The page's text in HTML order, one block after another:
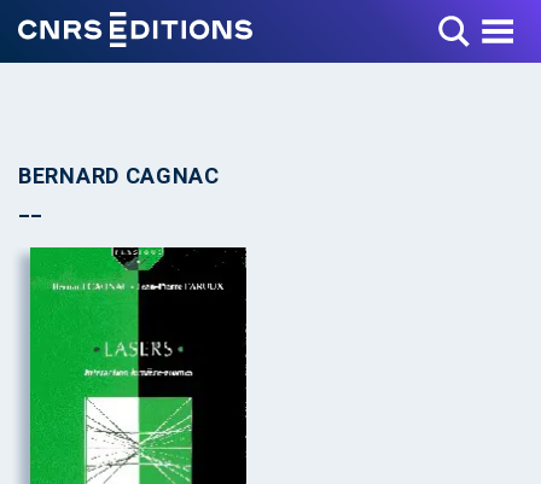
Toggle Menu
BERNARD CAGNAC